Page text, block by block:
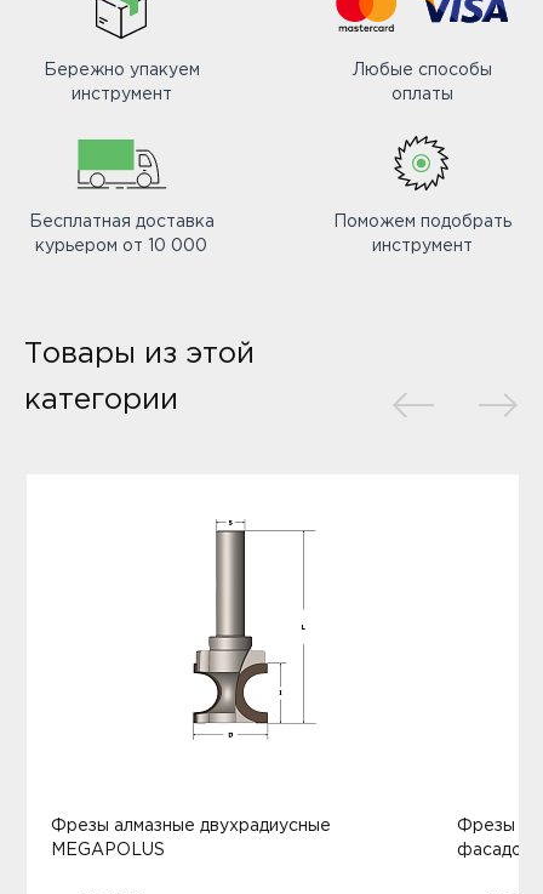
Бережно упакуем
инструмент
Любые способы
оплаты
Бесплатная доставка
курьером от 10 000
Поможем подобрать
инструмент
Товары из этой
категории
Фрезы алмазные двухрадиусные
MEGAPOLUS
Фрезы
фасадов